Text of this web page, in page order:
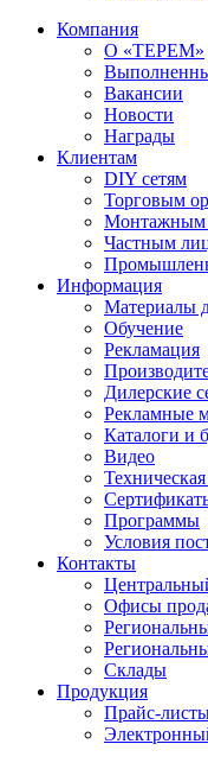
Компания
О «ТЕРЕМ»
Вакансии
Новости
Награды
Клиентам
DIY сетям
Торговым
Монтажным
Частным
Информация
Материалы
Обучение
Рекламация
Дилерские
Рекламные
Каталоги и
Видео
Программы
Условия
Контакты
Офисы
Склады
Продукция
Прайс-